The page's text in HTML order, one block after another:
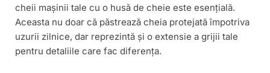
cheii mașinii tale cu o husă de cheie este esențială.
Aceasta nu doar că păstrează cheia protejată împotriva
uzurii zilnice, dar reprezintă și o extensie a grijii tale
pentru detaliile care fac diferența.